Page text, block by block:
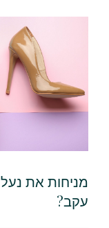
מניחות את נעלי
עקב?